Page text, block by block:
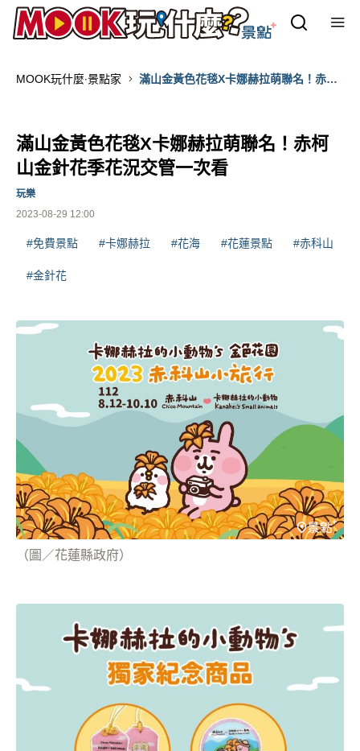
MOOK玩什麼‧景點家
滿山金黃色花毯X卡娜赫拉萌聯名！赤柯
滿山金黃色花毯X卡娜赫拉萌聯名！赤柯
山金針花季花況交管一次看
2023-08-29 12:00
玩樂
#免費景點 #卡娜赫拉 #花海 #花蓮景點 #赤科山
#金針花
（圖／花蓮縣政府）